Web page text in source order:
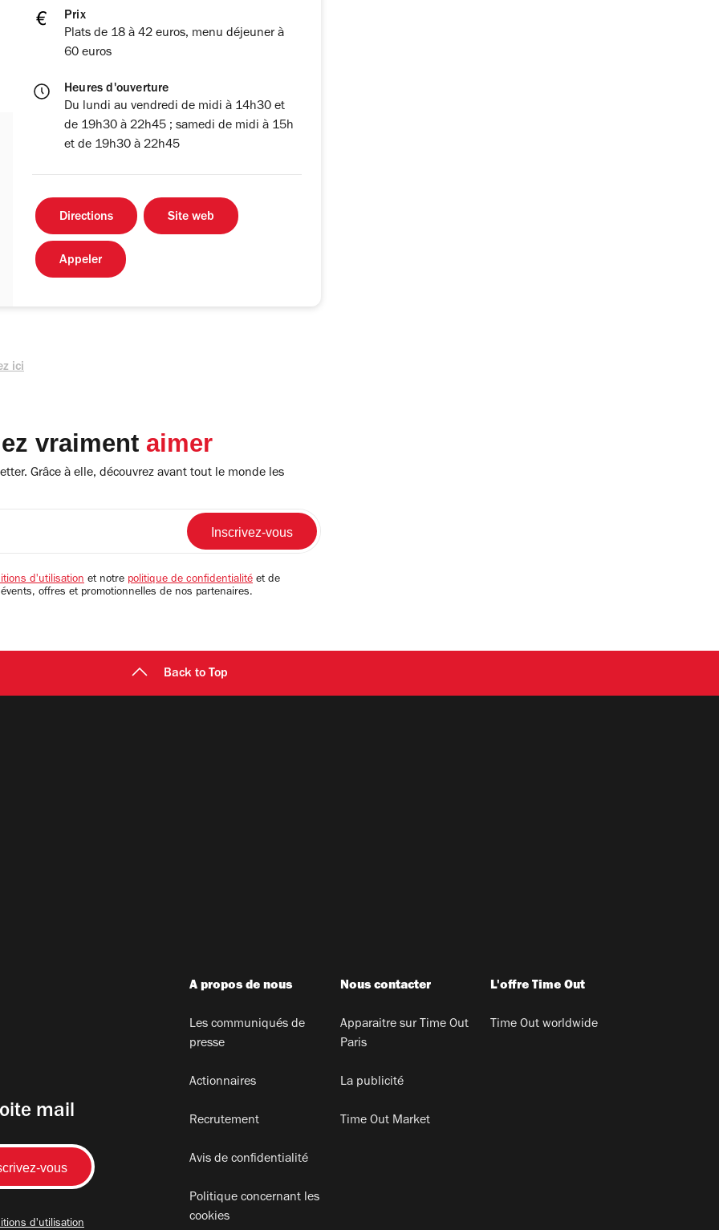
Prix
Plats de 18 à 42 euros, menu déjeuner à
60 euros
Heures d'ouverture
Du lundi au vendredi de midi à 14h30 et
de 19h30 à 22h45 ; samedi de midi à 15h
et de 19h30 à 22h45
Directions Site web
Appeler
ici
vraiment aimer
Grâce à elle, découvrez avant tout le monde les
d'utilisation et notre politique de confidentialité et de
offres et promotionnelles de nos partenaires.
Back to Top
mail
d'utilisation
A propos de nous
Les communiqués de
presse
Actionnaires
Recrutement
Avis de confidentialité
Politique concernant les
cookies
Nous contacter
Apparaitre sur Time Out
Paris
La publicité
Time Out Market
L'offre Time Out
Time Out worldwide